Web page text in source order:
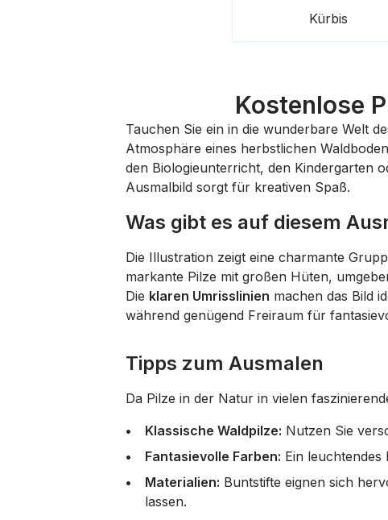
Kürbis
Kostenlose
Tauchen Sie ein in die wunderbare Welt
Atmosphäre eines herbstlichen
den Biologieunterricht, den Kindergarten
Ausmalbild sorgt für kreativen Spaß.
Was gibt es auf diesem
Die Illustration zeigt eine charmante
markante Pilze mit großen Hüten,
Die klaren Umrisslinien machen das Bild
während genügend Freiraum für
Tipps zum Ausmalen
Da Pilze in der Natur in vielen
Klassische Waldpilze: Nutzen Sie
Fantasievolle Farben: Ein leuchtendes
Materialien: Buntstifte eignen sich
lassen.